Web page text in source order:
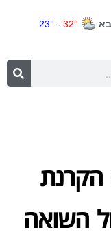
הקרנת
השואה